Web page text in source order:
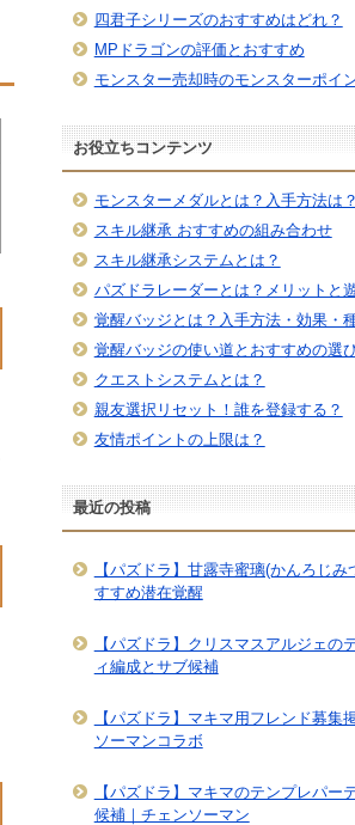
四君子シリーズのおすすめはどれ？
MPドラゴンの評価とおすすめ
モンスター売却時のモンスターポイ
お役立ちコンテンツ
モンスターメダルとは？入手方法は？
スキル継承 おすすめの組み合わせ
スキル継承システムとは？
パズドラレーダーとは？メリットと
覚醒バッジとは？入手方法・効果・
覚醒バッジの使い道とおすすめの選
クエストシステムとは？
親友選択リセット！誰を登録する？
友情ポイントの上限は？
最近の投稿
【パズドラ】甘露寺蜜璃(かんろじみ
すすめ潜在覚醒
【パズドラ】クリスマスアルジェの
ィ編成とサブ候補
【パズドラ】マキマ用フレンド募集
ソーマンコラボ
【パズドラ】マキマのテンプレパー
候補｜チェンソーマン